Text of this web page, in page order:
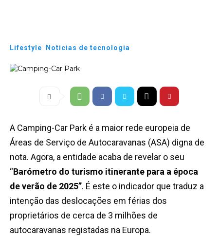
Lifestyle Notícias de tecnologia
A Camping-Car Park é a maior rede europeia de
Áreas de Serviço de Autocaravanas (ASA) digna de
nota. Agora, a entidade acaba de revelar o seu
“Barómetro do turismo itinerante para a época
de verão de 2025”. É este o indicador que traduz a
intenção das deslocações em férias dos
proprietários de cerca de 3 milhões de
autocaravanas registadas na Europa.